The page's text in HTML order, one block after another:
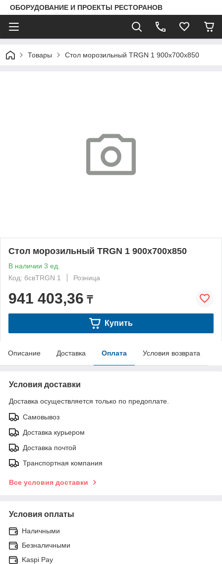
ОБОРУДОВАНИЕ И ПРОЕКТЫ РЕСТОРАНОВ
Товары Стол морозильный TRGN 1 900х700х850
Стол морозильный TRGN 1 900х700х850
В наличии 3 ед.
Код: бсвTRGN 1
Розница
941 403,36 ₸
Купить
Описание Доставка Оплата Условия возврата
Условия доставки
Доставка осуществляется только по предоплате.
Самовывоз
Доставка курьером
Доставка почтой
Транспортная компания
Все условия доставки
Условия оплаты
Наличными
Безналичными
Kaspi Pay